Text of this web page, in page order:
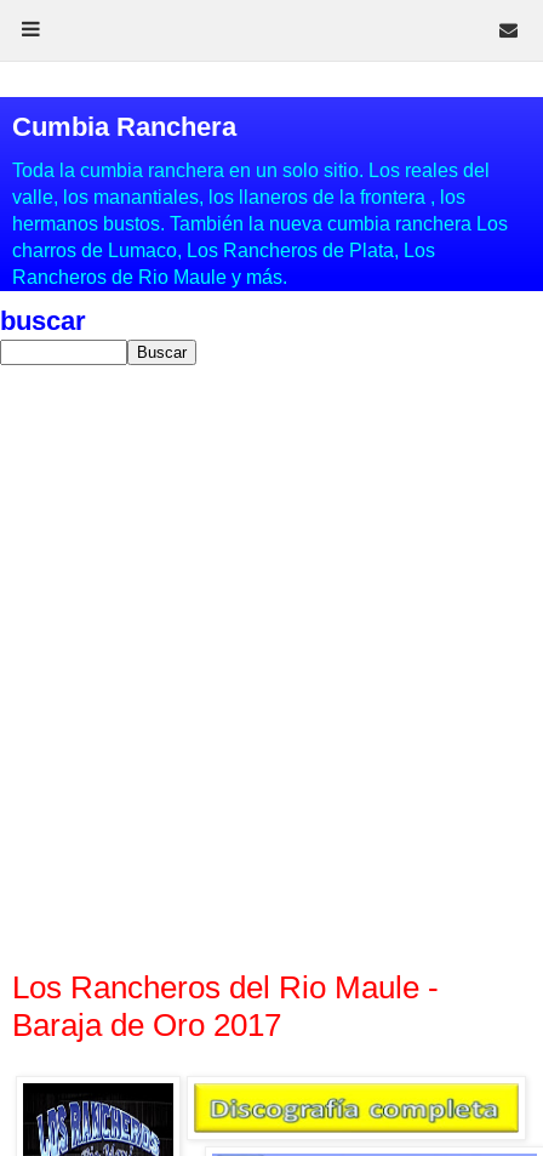
Cumbia Ranchera
Toda la cumbia ranchera en un solo sitio. Los reales del
valle, los manantiales, los llaneros de la frontera , los
hermanos bustos. También la nueva cumbia ranchera Los
charros de Lumaco, Los Rancheros de Plata, Los
Rancheros de Rio Maule y más.
buscar
Los Rancheros del Rio Maule -
Baraja de Oro 2017